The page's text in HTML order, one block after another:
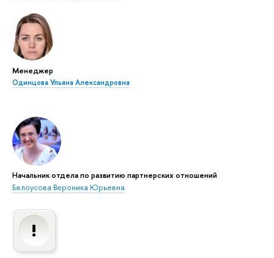
Менеджер
Одинцова Ульяна Александровна
Начальник отдела по развитию партнерских отношений
Белоусова Вероника Юрьевна